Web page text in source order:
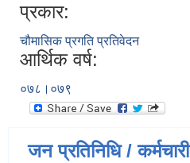
प्रकार:
चौमासिक प्रगति प्रतिवेदन
आर्थिक वर्ष:
०७८।०७९
जन प्रतिनिधि / कर्मचारी